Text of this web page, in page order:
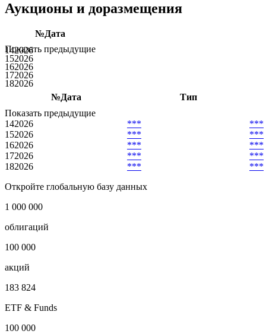
Аукционы и доразмещения
№Дата
Показать предыдущие
142026
152026
162026
172026
182026
№Дата
Тип
Показать предыдущие
142026 ***
***
152026 ***
***
162026 ***
***
172026 ***
***
182026 ***
***
Откройте глобальную базу данных
1 000 000
облигаций
100 000
акций
183 824
ETF & Funds
100 000